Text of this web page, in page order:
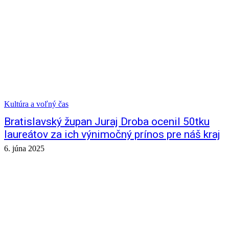
Kultúra a voľný čas
Bratislavský župan Juraj Droba ocenil 50tku
laureátov za ich výnimočný prínos pre náš kraj
6. júna 2025